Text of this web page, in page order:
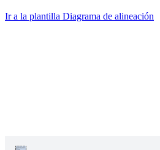
Ir a la plantilla Diagrama de alineación